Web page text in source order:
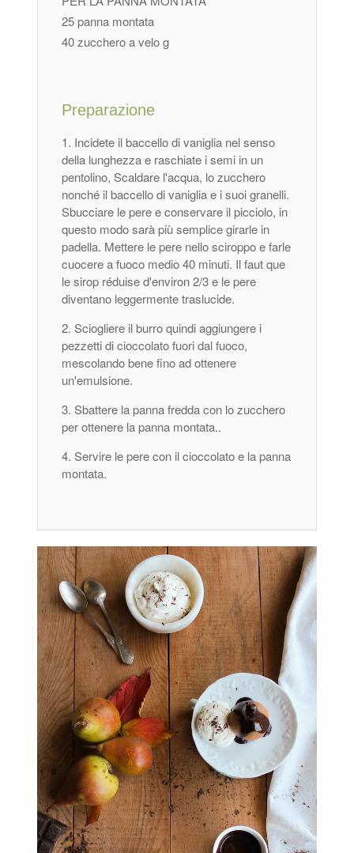
25 panna montata
40 zucchero a velo g
Preparazione
Incidete il baccello di vaniglia nel senso
della lunghezza e raschiate i semi in un
pentolino, Scaldare l'acqua, lo zucchero
nonché il baccello di vaniglia e i suoi granelli.
Sbucciare le pere e conservare il picciolo, in
questo modo sarà più semplice girarle in
padella. Mettere le pere nello sciroppo e farle
cuocere a fuoco medio 40 minuti. Il faut que
le sirop réduise d'environ2/3 e le pere
diventano leggermente traslucide.
Sciogliere il burro quindi aggiungere i
pezzetti di cioccolato fuori dal fuoco,
mescolando bene fino ad ottenere
un'emulsione.
Sbattere la panna fredda con lo zucchero
per ottenere la panna montata..
Servire le pere con il cioccolato e la panna
montata.